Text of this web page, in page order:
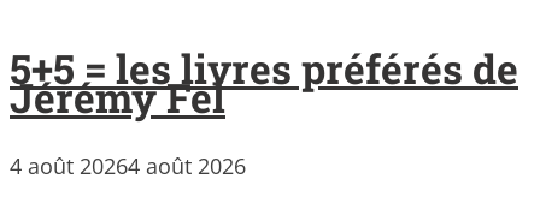
5+5 = les livres préférés de
Jérémy Fel
4 août 20264 août 2026